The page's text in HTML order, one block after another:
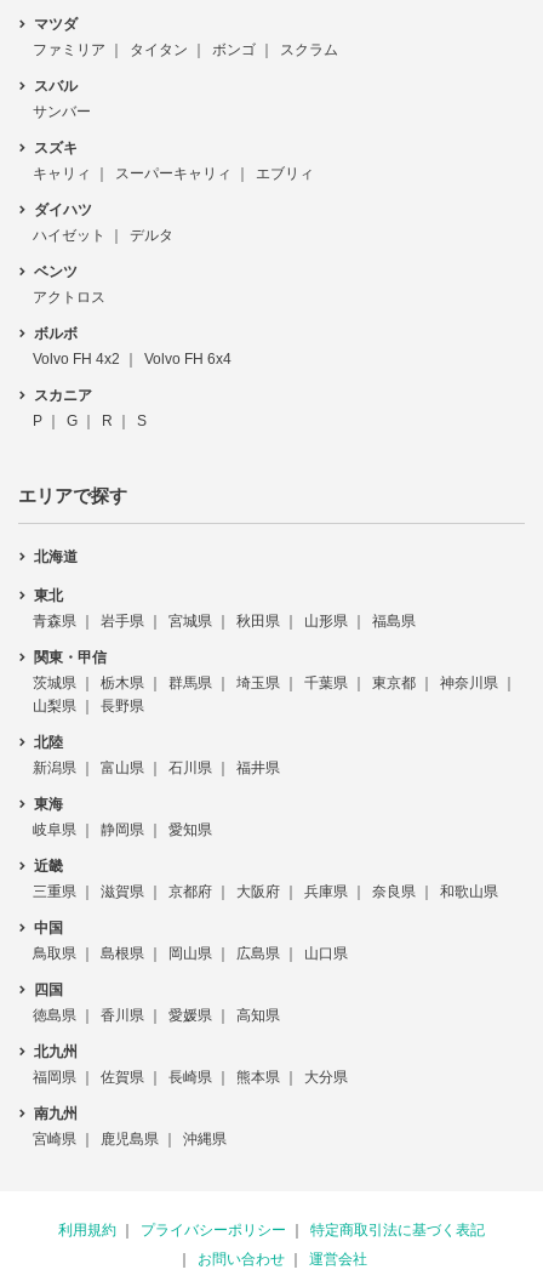
マツダ
ファミリア
タイタン ボンゴ スクラム
スバル
サンバー
スズキ
キャリィ
スーパーキャリィ エブリィ
ダイハツ
ハイゼット
デルタ
ベンツ
アクトロス
ボルボ
Volvo FH 4x2
Volvo FH 6x4
スカニア
P
G R S
エリアで探す
北海道
東北
青森県
岩手県 宮城県 秋田県 山形県 福島県
関東・甲信
茨城県
栃木県 群馬県 埼玉県 千葉県 東京都
神奈川県
山梨県
長野県
北陸
新潟県
富山県 石川県 福井県
東海
岐阜県
静岡県 愛知県
近畿
三重県
滋賀県 京都府 大阪府 兵庫県 奈良県 和歌山県
中国
鳥取県
島根県 岡山県 広島県 山口県
四国
徳島県
香川県 愛媛県 高知県
北九州
福岡県
佐賀県 長崎県 熊本県 大分県
南九州
宮崎県
鹿児島県 沖縄県
利用規約 プライバシーポリシー
特定商取引法に基づく表記
お問い合わせ
運営会社